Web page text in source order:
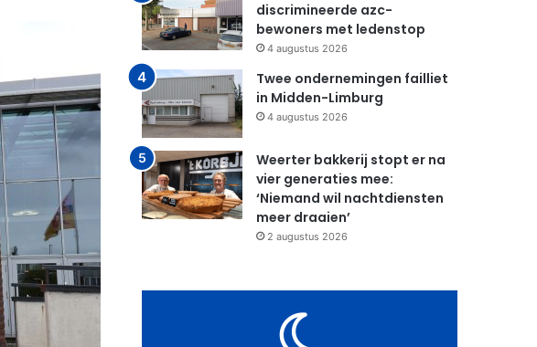
discrimineerde azc-
bewoners met ledenstop
4 augustus 2026
Twee ondernemingen failliet
in Midden-Limburg
4 augustus 2026
Weerter bakkerij stopt er na
vier generaties mee:
‘Niemand wil nachtdiensten
meer draaien’
2 augustus 2026